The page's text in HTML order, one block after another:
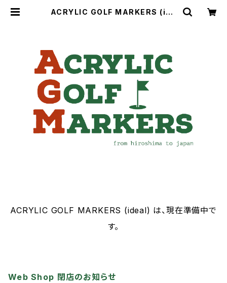
ACRYLIC GOLF MARKERS (ide
ACRYLIC GOLF MARKERS (ideal) は、現在準備中で
す。
Web Shop 閉店のお知らせ